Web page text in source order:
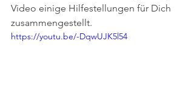
Video einige Hilfestellungen für Dich
zusammengestellt.
https://youtu.be/-DqwUJK5l54